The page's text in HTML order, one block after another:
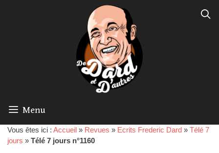
Menu
Vous êtes ici : Accueil » Revues » Ecrits Frederic Dard » Télé 7
jours » Télé 7 jours n°1160